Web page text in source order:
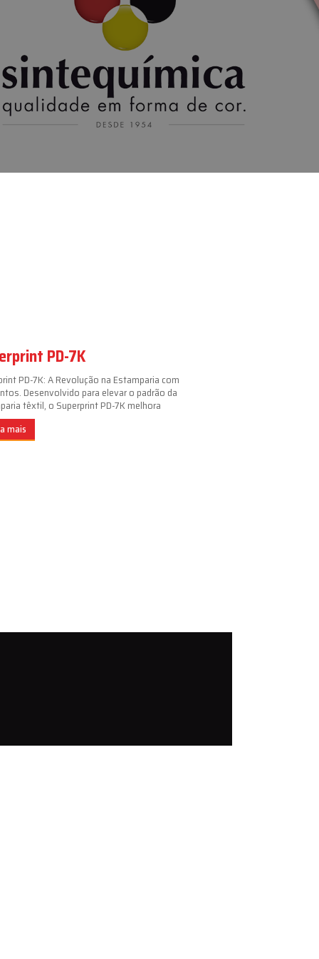
PD-7K
PD-7K: A Revolução na Estamparia com
Desenvolvido para elevar o padrão da
têxtil, o Superprint PD-7K melhora
mais